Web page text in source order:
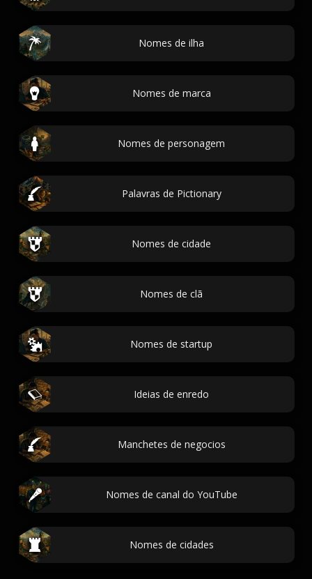
Nomes de ilha
Nomes de marca
Nomes de personagem
Palavras de Pictionary
Nomes de cidade
Nomes de clã
Nomes de startup
Ideias de enredo
Manchetes de negocios
Nomes de canal do YouTube
Nomes de cidades